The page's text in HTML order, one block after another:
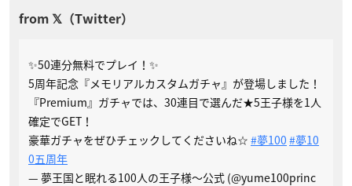
✨50連分無料でプレイ！✨
5周年記念『メモリアルカスタムガチャ』が登場しました！
『Premium』ガチャでは、30連目で選んだ★5王子様を1人
確定でGET！
豪華ガチャをぜひチェックしてくださいね☆ #夢100 #夢10
0五周年
— 夢王国と眠れる100人の王子様～公式 (@yume100princ